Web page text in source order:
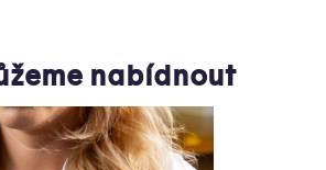
nabídnout